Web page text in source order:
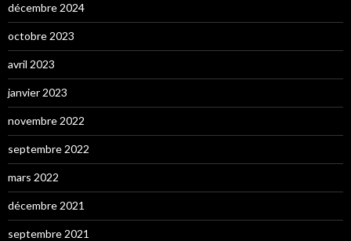
décembre 2024
octobre 2023
avril 2023
janvier 2023
novembre 2022
septembre 2022
mars 2022
décembre 2021
septembre 2021